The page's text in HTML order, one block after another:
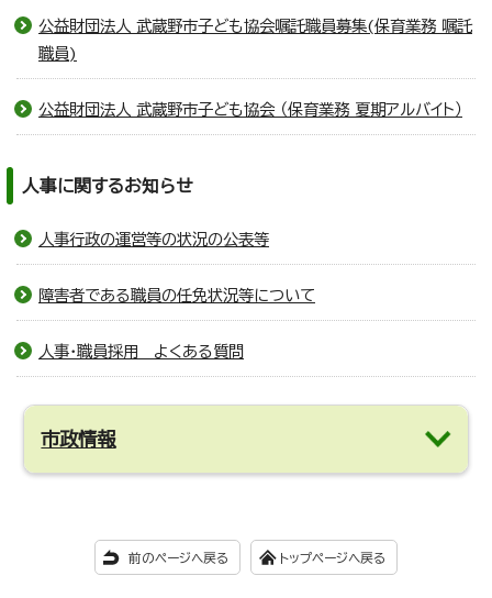
公益財団法人 武蔵野市子ども協会嘱託職員募集(保育業務 嘱託
職員)
公益財団法人 武蔵野市子ども協会 （保育業務 夏期アルバイト）
人事に関するお知らせ
人事行政の運営等の状況の公表等
障害者である職員の任免状況等について
人事・職員採用 よくある質問
市政情報
前のページへ戻る トップページへ戻る